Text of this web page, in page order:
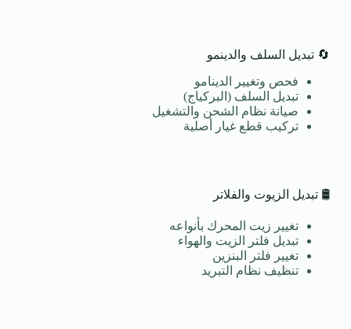
🔄 تبديل السلف والدينمو
فحص وتغيير الدينامو
تبديل السلف (البركياج)
صيانة نظام الشحن والتشغيل
تركيب قطع غيار أصلية
🛢️ تبديل الزيوت والفلاتر
تغيير زيت المحرك بأنواعه
تبديل فلتر الزيت والهواء
تغيير فلتر البنزين
تنظيف نظام التبريد